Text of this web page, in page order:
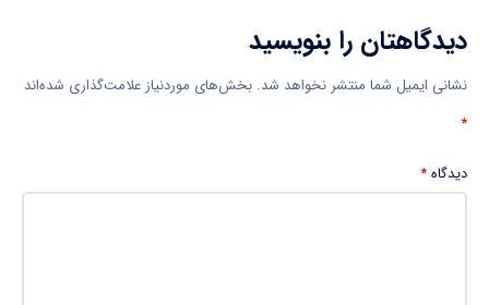
دیدگاهتان را بنویسید
نشانی ایمیل شما منتشر نخواهد شد. بخش‌های موردنیاز علامت‌گذاری شده‌اند
*
دیدگاه*